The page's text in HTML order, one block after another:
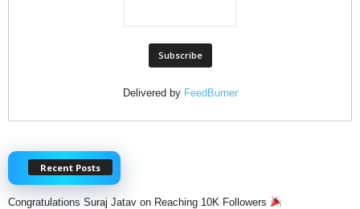
Delivered by FeedBurner
Recent Posts
Congratulations Suraj Jatav on Reaching 10K Followers